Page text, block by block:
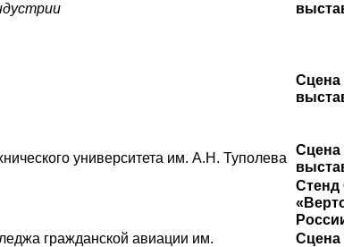
Сцена
университета им. А.Н. Туполева
Сцена
гражданской авиации им.
Сцена